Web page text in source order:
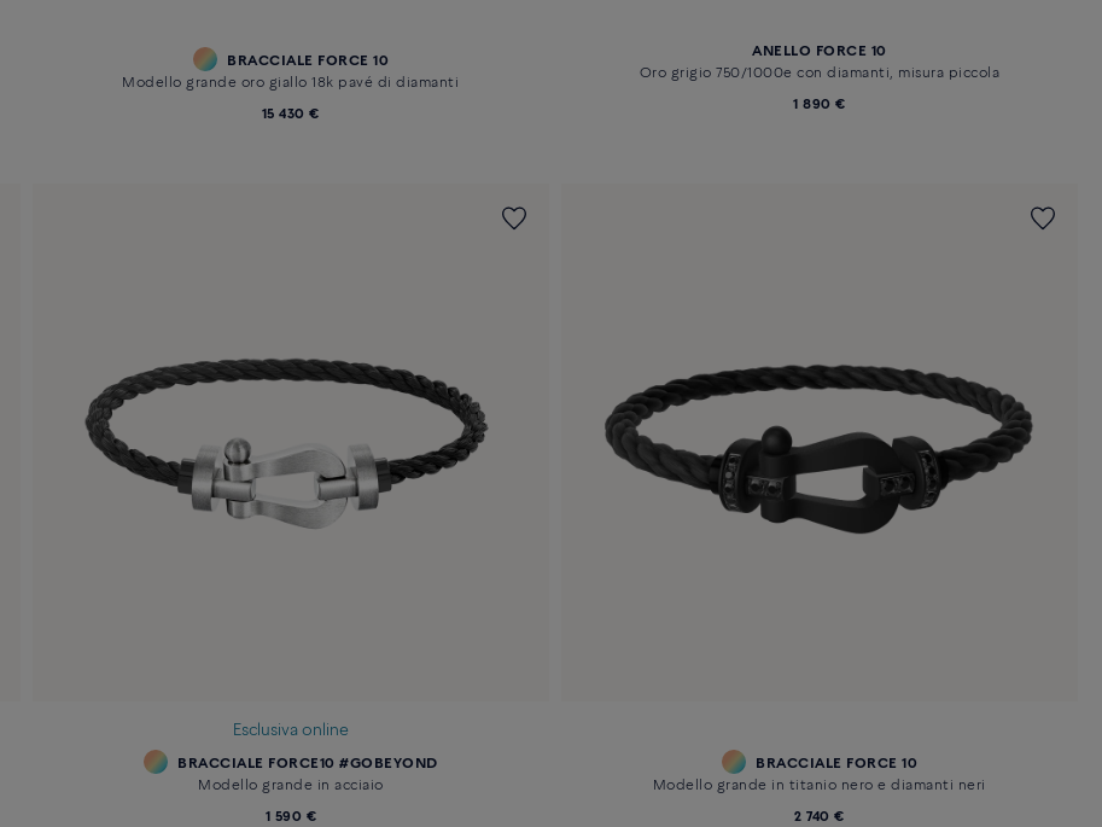
BRACCIALE FORCE 10
Modello grande oro giallo 18k pavé di diamanti
15 430 €
ANELLO FORCE 10
Oro grigio 750/1000e con diamanti, misura piccola
1 890 €
Esclusiva online
BRACCIALE FORCE10 #GOBEYOND
Modello grande in acciaio
1 590 €
BRACCIALE FORCE 10
Modello grande in titanio nero e diamanti neri
2 740 €